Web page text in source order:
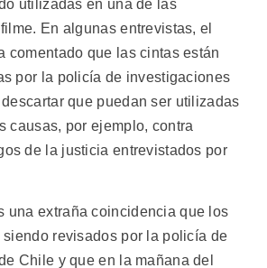
utilizadas en una de las
En algunas entrevistas, el
comentado que las cintas están
por la policía de investigaciones
que puedan ser utilizadas
causas, por ejemplo, contra
de la justicia entrevistados por
una extraña coincidencia que los
siendo revisados por la policía de
Chile y que en la mañana del